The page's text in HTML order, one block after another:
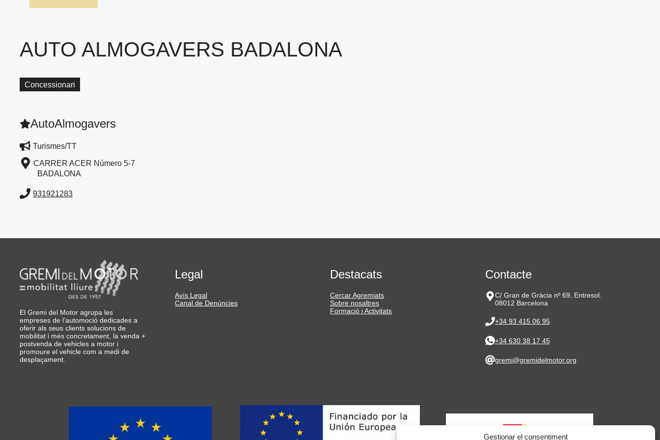
Gestionar el consentiment
AUTO ALMOGAVERS BADALONA
Concessionari
AutoAlmogavers
Turismes/TT
CARRER ACER Número 5-7
BADALONA
931921283
El Gremi del Motor agrupa les
empreses de l’automoció dedicades a
oferir als seus clients solucions de
mobilitat i més concretament, la venda +
postvenda de vehicles a motor i
promoure el vehicle com a medi de
desplaçament.
Legal
Avís Legal
Canal de Denúncies
Destacats
Cercar Agremiats
Sobre nosaltres
Formació i Activitats
Contacte
C/ Gran de Gràcia nº 69, Entresol.
08012 Barcelona
+34 93 415 06 95
+34 630 38 17 45
gremi@gremidelmotor.org